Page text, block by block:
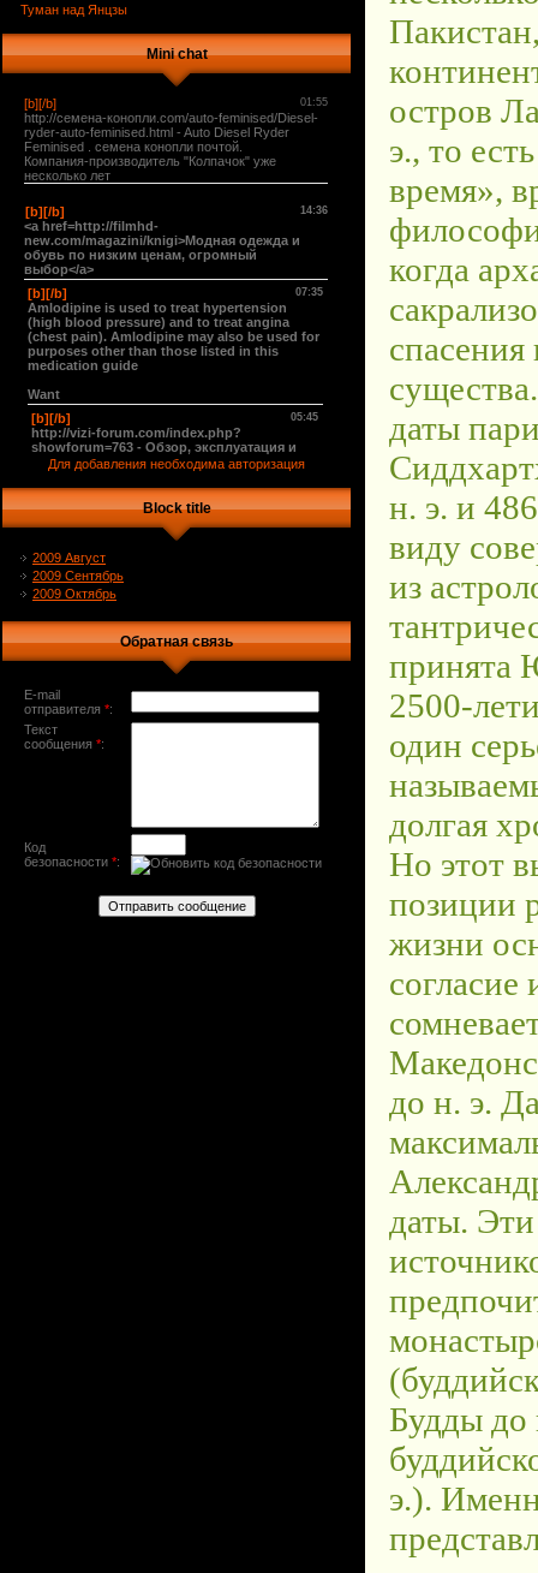
Туман над Янцзы
Mini chat
Для добавления необходима авторизация
Block title
2009 Август
2009 Сентябрь
2009 Октябрь
Обратная связь
E-mail
отправителя *:
Текст
сообщения *:
Код
безопасности *: